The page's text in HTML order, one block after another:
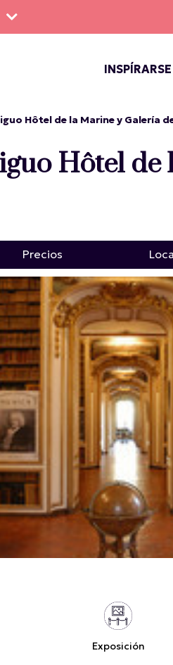
INSPÍRARSE
Hôtel de la Marine y Galería
Hôtel
Precios
Exposición